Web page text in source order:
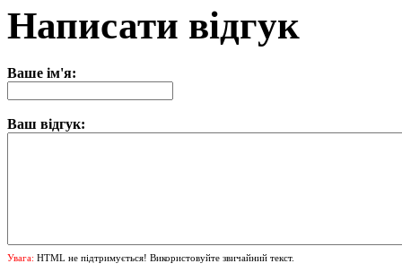
Написати відгук
Ваше ім'я:
Ваш відгук:
Увага: HTML не підтримується! Використовуйте звичайний текст.